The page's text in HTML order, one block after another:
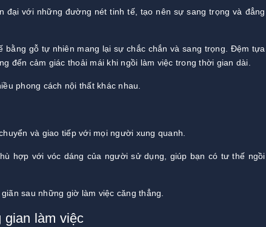
đại với những đường nét tinh tế, tạo nên sự sang trọng và đẳng
gỗ tự nhiên mang lại sự chắc chắn và sang trọng. Đệm tựa
đến cảm giác thoải mái khi ngồi làm việc trong thời gian dài.
phong cách nội thất khác nhau.
và giao tiếp với mọi người xung quanh.
hợp với vóc dáng của người sử dụng, giúp bạn có tư thế ngồi
sau những giờ làm việc căng thẳng.
gian làm việc